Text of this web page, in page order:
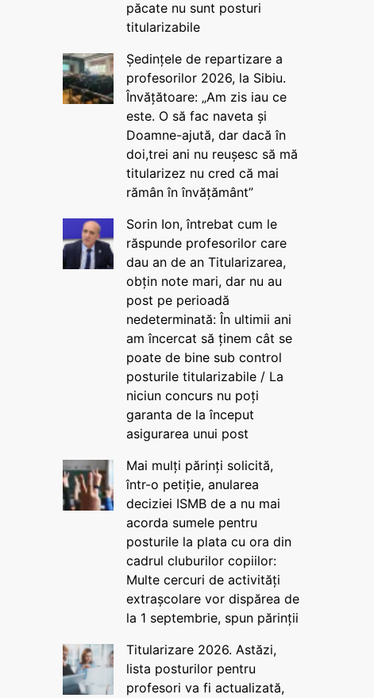
păcate nu sunt posturi
titularizabile
Ședințele de repartizare a
profesorilor 2026, la Sibiu.
Învățătoare: „Am zis iau ce
este. O să fac naveta și
Doamne-ajută, dar dacă în
doi,trei ani nu reușesc să mă
titularizez nu cred că mai
rămân în învățământ”
Sorin Ion, întrebat cum le
răspunde profesorilor care
dau an de an Titularizarea,
obțin note mari, dar nu au
post pe perioadă
nedeterminată: În ultimii ani
am încercat să ținem cât se
poate de bine sub control
posturile titularizabile / La
niciun concurs nu poți
garanta de la început
asigurarea unui post
Mai mulți părinți solicită,
într-o petiție, anularea
deciziei ISMB de a nu mai
acorda sumele pentru
posturile la plata cu ora din
cadrul cluburilor copiilor:
Multe cercuri de activități
extrașcolare vor dispărea de
la 1 septembrie, spun părinții
Titularizare 2026. Astăzi,
lista posturilor pentru
profesori va fi actualizată,